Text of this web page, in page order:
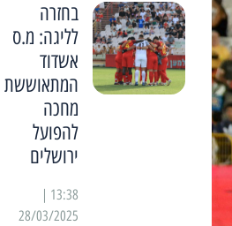
בחזרה
לליגה: מ.ס
אשדוד
המתאוששת
מחכה
להפועל
ירושלים
28/03/2025